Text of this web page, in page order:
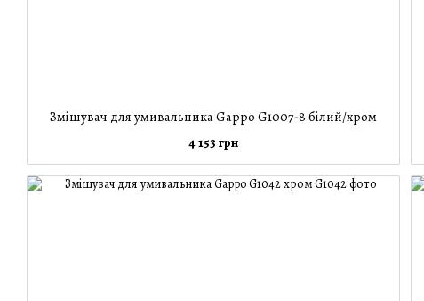
Змішувач для умивальника Gappo G1007-8 білий/хром
4 153 грн